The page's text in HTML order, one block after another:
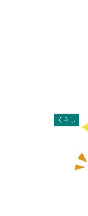
くらし